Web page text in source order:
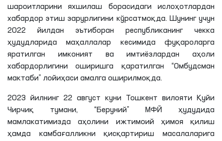
шароитларини яхшилаш борасидаги ислоҳотлардан
хабардор этиш зарурлигини кўрсатмоқда. Шунинг учун
2022 йилдан эътиборан республиканинг чекка
ҳудудларида маҳаллалар кесимида фуқароларга
яратилган имконият ва имтиёзлардан аҳоли
хабардорлигини оширишга қаратилган “Омбудсман
мактаби” лойиҳаси амалга оширилмоқда.
2023 йилнинг 22 август куни Тошкент вилояти Қуйи
Чирчиқ тумани, “Беруний” МФЙ
ҳудудида
мамлакатимизда аҳолини ижтимоий ҳимоя қилиш
ҳамда камбағалликни қисқартириш масалаларига